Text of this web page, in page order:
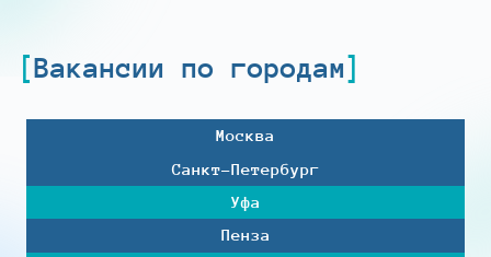
Вакансии по городам
Москва
Санкт-Петербург
Уфа
Пенза